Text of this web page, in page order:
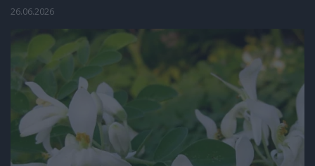
26.06.2026